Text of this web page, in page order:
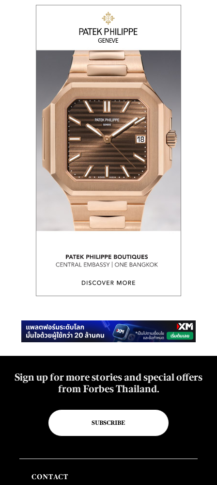
Sign up for more stories and special offers
from Forbes Thailand.
SUBSCRIBE
CONTACT